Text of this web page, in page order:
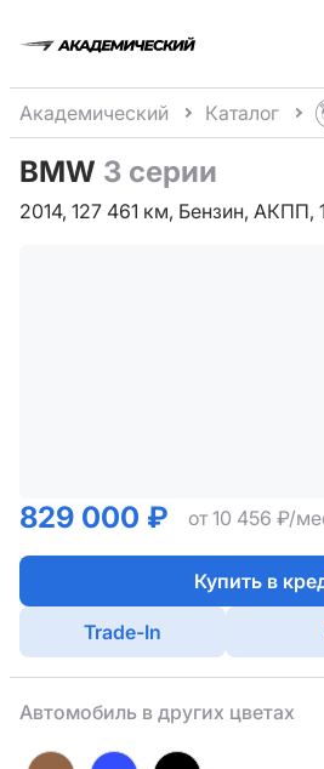
Академический Каталог
BMW 3 серии
2014, 127 461 км, Бензин, АКПП,
829 000 ₽ от 10 456 ₽/
Купить в
Trade-In
Автомобиль в других цветах